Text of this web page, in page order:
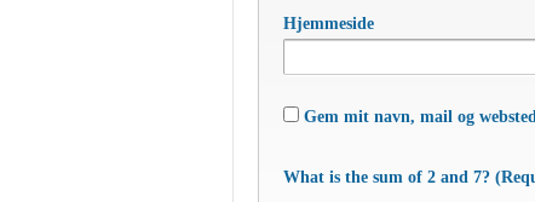
Hjemmeside
Gem mit navn, mail og
What is the sum of 2 and 7?